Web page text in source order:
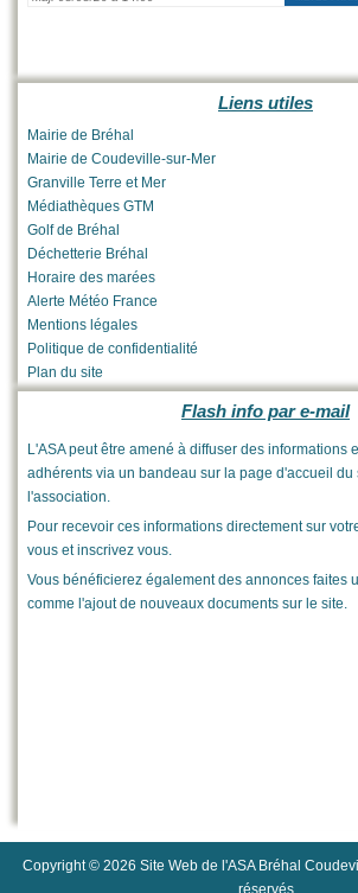
Liens utiles
Mairie de Bréhal
Mairie de Coudeville-sur-Mer
Granville Terre et Mer
Médiathèques GTM
Golf de Bréhal
Déchetterie Bréhal
Horaire des marées
Alerte Météo France
Mentions légales
Politique de confidentialité
Plan du site
Flash info par e-mail
L'ASA peut être amené à diffuser des informations
adhérents via un bandeau sur la page d'accueil du
l'association.
Pour recevoir ces informations directement sur
vous et inscrivez vous.
Vous bénéficierez également des annonces faites
comme l'ajout de nouveaux documents sur le site.
Copyright © 2026 Site Web de l'ASA Bréhal
réservés